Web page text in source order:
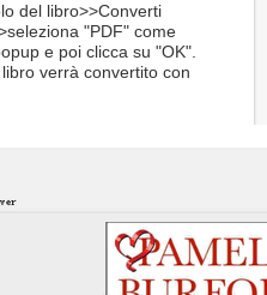
del libro>>Converti
"PDF" come
e poi clicca su "OK".
verrà convertito con